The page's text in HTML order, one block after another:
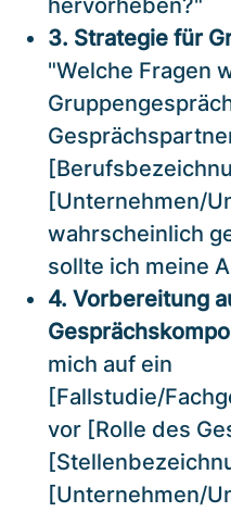
3. Strategie für
"Welche Fragen
[Unternehmen/
wahrscheinlich
sollte ich meine
4. Vorbereitung
mich auf ein
[Fallstudie/
vor [Rolle des
[Unternehmen/